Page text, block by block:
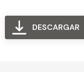
DESCARGAR